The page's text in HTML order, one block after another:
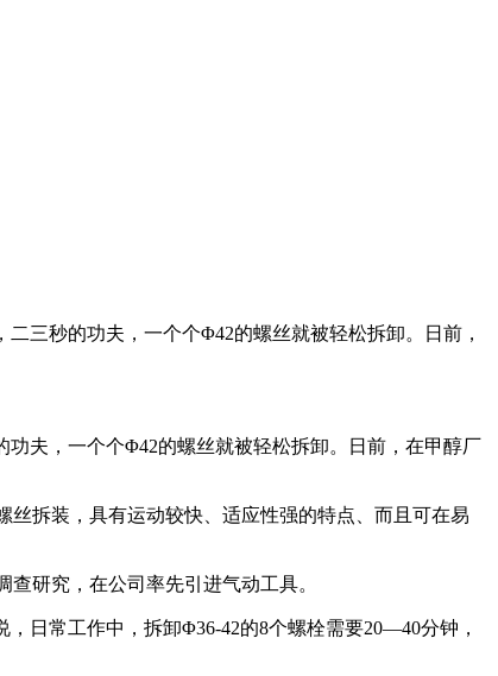
三秒的功夫，一个个Φ42的螺丝就被轻松拆卸。日前，
夫，一个个Φ42的螺丝就被轻松拆卸。日前，在甲醇厂
拆装，具有运动较快、适应性强的特点、而且可在易
研究，在公司率先引进气动工具。
日常工作中，拆卸Φ36-42的8个螺栓需要20—40分钟，